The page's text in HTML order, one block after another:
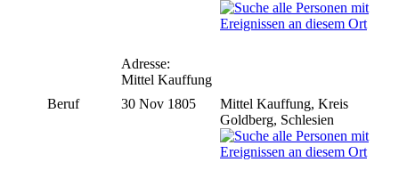
Adresse:
Mittel Kauffung
Beruf
30 Nov 1805
Mittel Kauffung, Kreis
Goldberg, Schlesien